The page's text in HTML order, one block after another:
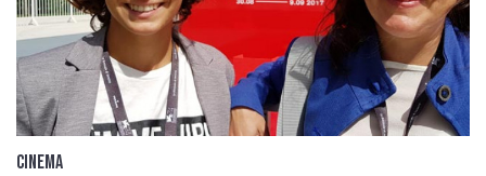
Cinema